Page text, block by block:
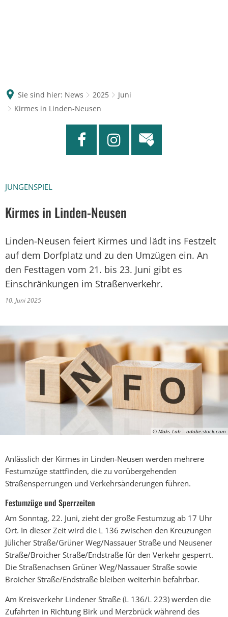
Sie sind hier: News 2025
Juni
Kirmes in Linden-Neusen
JUNGENSPIEL
Kirmes in Linden-Neusen
Linden-Neusen feiert Kirmes und lädt ins Festzelt
auf dem Dorfplatz und zu den Umzügen ein. An
den Festtagen vom 21. bis 23. Juni gibt es
Einschränkungen im Straßenverkehr.
10. Juni 2025
© Maks_Lab – adobe.stock.com
Anlässlich der Kirmes in Linden-Neusen werden mehrere
Festumzüge stattfinden, die zu vorübergehenden
Straßensperrungen und Verkehrsänderungen führen.
Festumzüge und Sperrzeiten
Am Sonntag, 22. Juni, zieht der große Festumzug ab 17 Uhr
Ort. In dieser Zeit wird die L 136 zwischen den Kreuzungen
Jülicher Straße/Grüner Weg/Nassauer Straße und Neusener
Straße/Broicher Straße/Endstraße für den Verkehr gesperrt.
Die Straßenachsen Grüner Weg/Nassauer Straße sowie
Broicher Straße/Endstraße bleiben weiterhin befahrbar.
Am Kreisverkehr Lindener Straße (L 136/L 223) werden die
Zufahrten in Richtung Birk und Merzbrück während des